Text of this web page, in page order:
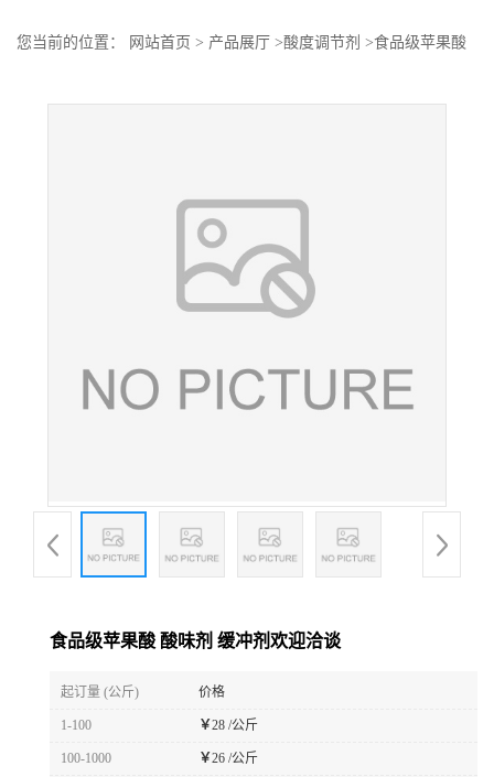
您当前的位置： 网站首页 > 产品展厅 >酸度调节剂 >食品级苹果酸
食品级苹果酸 酸味剂 缓冲剂欢迎洽谈
起订量 (公斤) 价格
1-100 ￥28 /公斤
100-1000 ￥26 /公斤